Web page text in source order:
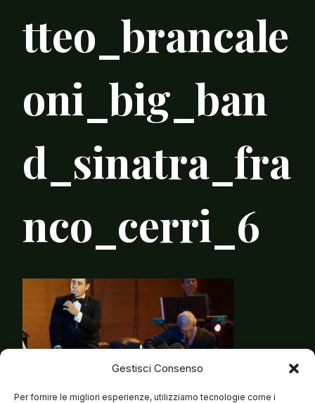
Gestisci Consenso
Per fornire le migliori esperienze, utilizziamo tecnologie come i
tteo_brancale
oni_big_ban
d_sinatra_fra
nco_cerri_6